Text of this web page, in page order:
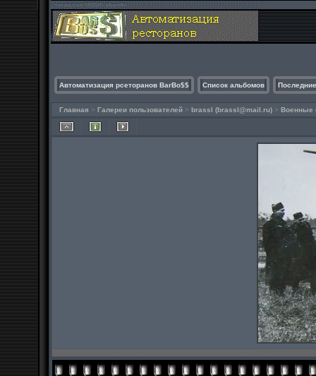
Автоматизация рсеторанов BarBo$$ Список альбомов
Главная > Галереи пользователей > brassl (brassl@mail.ru) > Военные